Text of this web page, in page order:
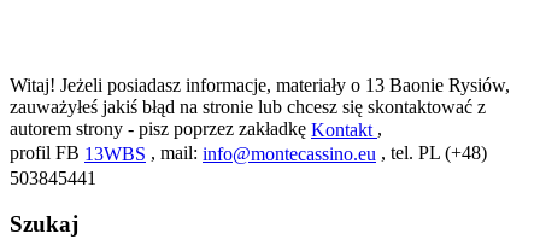
Witaj! Jeżeli posiadasz informacje, materiały o 13 Baonie Rysiów,
zauważyłeś jakiś błąd na stronie lub chcesz się skontaktować z
autorem strony - pisz poprzez zakładkę Kontakt ,
profil FB 13WBS , mail: info@montecassino.eu , tel. PL (+48)
503845441
Szukaj